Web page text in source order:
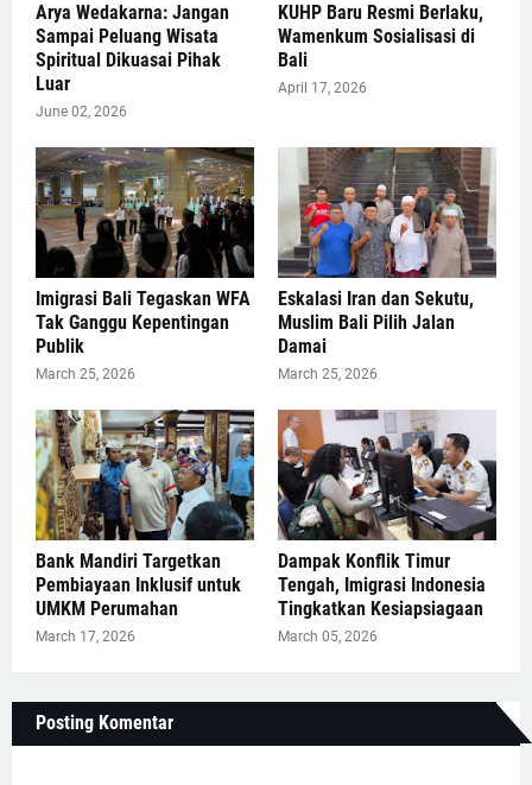
Arya Wedakarna: Jangan
Sampai Peluang Wisata
Spiritual Dikuasai Pihak
Luar
June 02, 2026
KUHP Baru Resmi Berlaku,
Wamenkum Sosialisasi di
Bali
April 17, 2026
Imigrasi Bali Tegaskan WFA
Tak Ganggu Kepentingan
Publik
March 25, 2026
Eskalasi Iran dan Sekutu,
Muslim Bali Pilih Jalan
Damai
March 25, 2026
Bank Mandiri Targetkan
Pembiayaan Inklusif untuk
UMKM Perumahan
March 17, 2026
Dampak Konflik Timur
Tengah, Imigrasi Indonesia
Tingkatkan Kesiapsiagaan
March 05, 2026
Posting Komentar